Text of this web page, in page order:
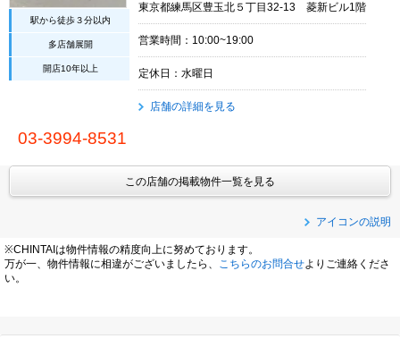
駅から徒歩３分以内
多店舗展開
開店10年以上
東京都練馬区豊玉北５丁目32-13 菱新ビル1階
営業時間：10:00~19:00
定休日：水曜日
店舗の詳細を見る
03-3994-8531
この店舗の掲載物件一覧を見る
アイコンの説明
※CHINTAIは物件情報の精度向上に努めております。
万が一、物件情報に相違がございましたら、
こちらのお問合せよりご連絡くださ
い。